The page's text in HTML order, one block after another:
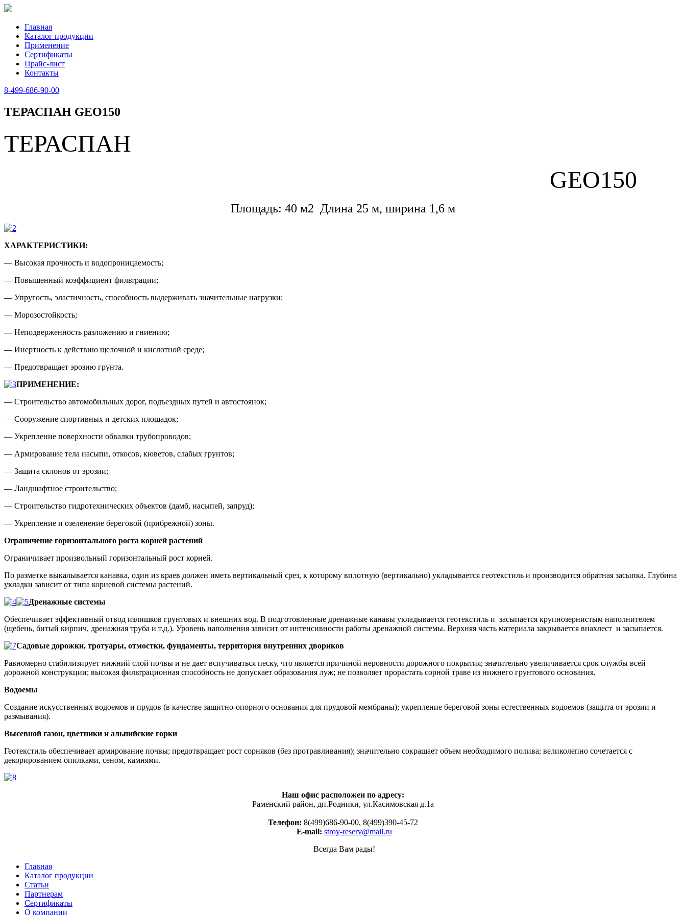
Главная
Каталог продукции
Применение
Сертификаты
Прайс-лист
Контакты
8-499-686-90-00
ТЕРАСПАН GEO150
ТЕРАСПАН
GEO150
Площадь: 40 м2 Длина 25 м, ширина 1,6 м
ХАРАКТЕРИСТИКИ:
— Высокая прочность и водопроницаемость;
— Повышенный коэффициент фильтрации;
— Упругость, эластичность, способность выдерживать значительные нагрузки;
— Морозостойкость;
— Неподверженность разложению и гниению;
— Инертность к действию щелочной и кислотной среде;
— Предотвращает эрозию грунта.
ПРИМЕНЕНИЕ:
— Строительство автомобильных дорог, подъездных путей и автостоянок;
— Сооружение спортивных и детских площадок;
— Укрепление поверхности обвалки трубопроводов;
— Армирование тела насыпи, откосов, кюветов, слабых грунтов;
— Защита склонов от эрозии;
— Ландшафтное строительство;
— Строительство гидротехнических объектов (дамб, насыпей, запруд);
— Укрепление и озеленение береговой (прибрежной) зоны.
Ограничение горизонтального роста корней растений
Ограничивает произвольный горизонтальный рост корней.
По разметке выкалывается канавка, один из краев должен иметь вертикальный срез, к которому вплотную (вертикально) укладывается геотекстиль и производится обратная засыпка. Глубина
укладки зависит от типа корневой системы растений.
Дренажные системы
Обеспечивает эффективный отвод излишков грунтовых и внешних вод. В подготовленные дренажные канавы укладывается геотекстиль и засыпается крупнозернистым наполнителем
(щебень, битый кирпич, дренажная труба и т.д.). Уровень наполнения зависит от интенсивности работы дренажной системы. Верхняя часть материала закрывается внахлест и засыпается.
Садовые дорожки, тротуары, отмостки, фундаменты, территория внутренних двориков
Равномерно стабилизирует нижний слой почвы и не дает вспучиваться песку, что является причиной неровности дорожного покрытия; значительно увеличивается срок службы всей
дорожной конструкции; высокая фильтрационная способность не допускает образования луж; не позволяет прорастать сорной траве из нижнего грунтового основания.
Водоемы
Создание искусственных водоемов и прудов (в качестве защитно-опорного основания для прудовой мембраны); укрепление береговой зоны естественных водоемов (защита от эрозии и
размывания).
Высевной газон, цветники и альпийские горки
Геотекстиль обеспечивает армирование почвы; предотвращает рост сорняков (без протравливания); значительно сокращает объем необходимого полива; великолепно сочетается с
декорированием опилками, сеном, камнями.
Наш офис расположен по адресу:
Раменский район, дп.Родники, ул.Касимовская д.1а
Телефон: 8(499)686-90-00, 8(499)390-45-72
E-mail: stroy-reserv@mail.ru
Всегда Вам рады!
Главная
Каталог продукции
Статьи
Партнерам
Сертификаты
О компании